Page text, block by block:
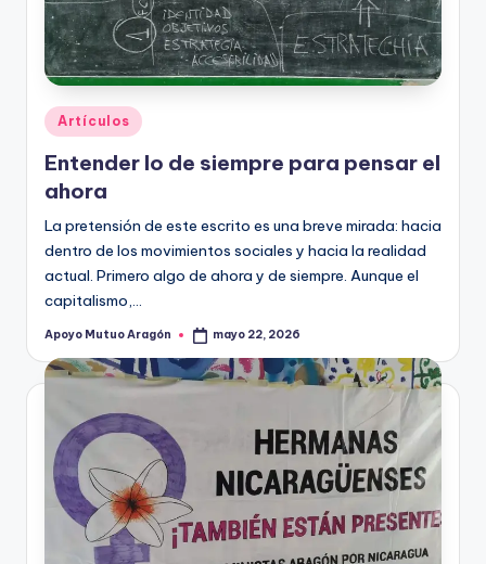
r
a
g
o
n
Publicado
en
Artículos
Entender lo de siempre para pensar el
ahora
La pretensión de este escrito es una breve mirada: hacia
dentro de los movimientos sociales y hacia la realidad
actual. Primero algo de ahora y de siempre. Aunque el
capitalismo,…
Publicado
Apoyo Mutuo Aragón mayo 22, 2026